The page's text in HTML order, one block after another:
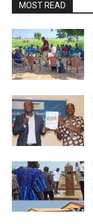
MOST READ